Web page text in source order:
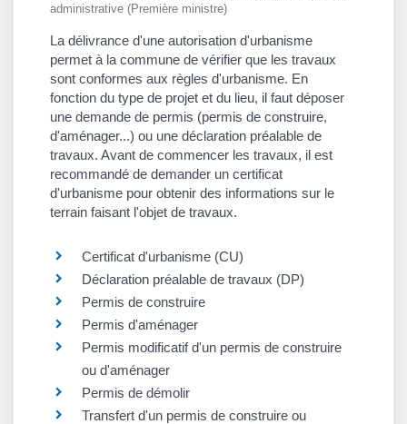
administrative (Première ministre)
La délivrance d'une autorisation d'urbanisme
permet à la commune de vérifier que les travaux
sont conformes aux règles d'urbanisme. En
fonction du type de projet et du lieu, il faut déposer
une demande de permis (permis de construire,
d'aménager...) ou une déclaration préalable de
travaux. Avant de commencer les travaux, il est
recommandé de demander un certificat
d'urbanisme pour obtenir des informations sur le
terrain faisant l'objet de travaux.
Certificat d'urbanisme (CU)
Déclaration préalable de travaux (DP)
Permis de construire
Permis d'aménager
Permis modificatif d'un permis de construire
ou d'aménager
Permis de démolir
Transfert d'un permis de construire ou